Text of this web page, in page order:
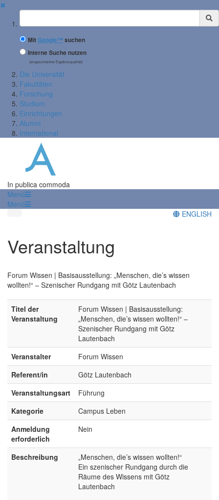
✖
Suchbegriff
MitGoogle™ suchen
Interne Suche nutzen
(eingeschränkte Ergebnisqualität)
Die Universität
Fakultäten
Forschung
Studium
Einrichtungen
Alumni
International
In publica commoda
Menü
Menü
ENGLISH
Veranstaltung
Forum Wissen | Basisausstellung: „Menschen, die’s wissen
wollten!“ – Szenischer Rundgang mit Götz Lautenbach
Titel der
Veranstaltung
Forum Wissen | Basisausstellung:
„Menschen, die’s wissen wollten!“ –
Szenischer Rundgang mit Götz
Lautenbach
Veranstalter
Forum Wissen
Referent/in
Götz Lautenbach
Veranstaltungsart
Führung
Kategorie
Campus Leben
Anmeldung
erforderlich
Nein
Beschreibung
„Menschen, die’s wissen wollten!“
Ein szenischer Rundgang durch die
Räume des Wissens mit Götz
Lautenbach